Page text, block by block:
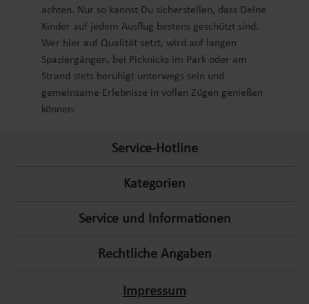
achten. Nur so kannst Du sicherstellen, dass Deine
Kinder auf jedem Ausflug bestens geschützt sind.
Wer hier auf Qualität setzt, wird auf langen
Spaziergängen, bei Picknicks im Park oder am
Strand stets beruhigt unterwegs sein und
gemeinsame Erlebnisse in vollen Zügen genießen
können.
Service-Hotline
Kategorien
Service und Informationen
Rechtliche Angaben
Impressum